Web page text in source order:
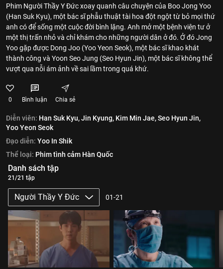
Phim Người Thầy Y Đức xoay quanh câu chuyện của Boo Jong Yoo
(Han Suk Kyu), một bác sĩ phẫu thuật tài hoa đột ngột từ bỏ mọi thứ
anh có để sống một cuộc đời bình lặng. Anh mở một bệnh viện tư ở
một thị trấn nhỏ và chỉ khám cho những người dân ở đó. Ở đó Jong
Yoo gặp được Dong Joo (Yoo Yeon Seok), một bác sĩ khao khát
thành công và Yoon Seo Jung (Seo Hyun Jin), một bác sĩ không thể
vượt qua nỗi ám ảnh về sai lầm trong quá khứ.
0 Bình luận Chia sẻ
Diễn viên: Han Suk Kyu,Jin Kyung, Kim Min Jae,Seo Hyun Jin,
Yoo Yeon Seok
Đạo diễn: Yoo In Shik
Thể loại: Phim tình cảm Hàn Quốc
Danh sách tập
21/21 tập
Người Thầy Y Đức 01-21